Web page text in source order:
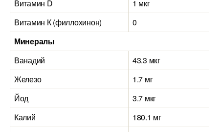
Витамин D
1 мкг
Витамин К (филлохинон)
0
Минералы
Ванадий
43.3 мкг
Железо
1.7 мг
Йод
3.7 мкг
Калий
180.1 мг